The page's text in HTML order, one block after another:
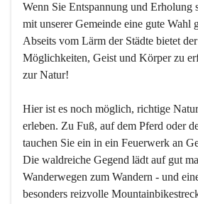
Wenn Sie Entspannung und Erholung
mit unserer Gemeinde eine gute Wahl
Abseits vom Lärm der Städte bietet
Möglichkeiten, Geist und Körper zu
zur Natur!
Hier ist es noch möglich, richtige
erleben. Zu Fuß, auf dem Pferd oder
tauchen Sie ein in ein Feuerwerk an
Die waldreiche Gegend lädt auf gut
Wanderwegen zum Wandern - und
besonders reizvolle